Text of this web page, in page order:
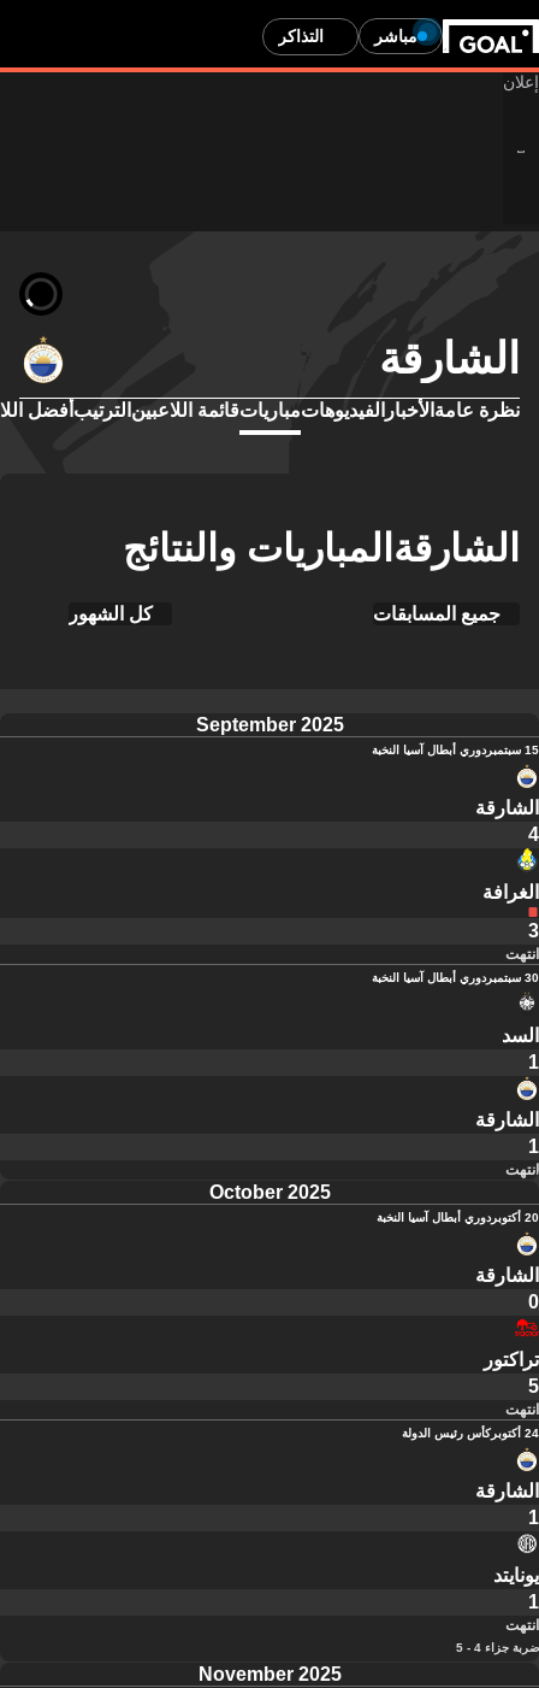
مباشر التذاكر
الشارقة
نظرة عامة الأخبار الفيديوهاتمبارياتقائمة اللاعبين الترتيب أفضل
الشارقةالمباريات والنتائج
جميع المسابقات كل الشهور
September 2025
15 سبتمبر دوري أبطال آسيا النخبة
الشارقة
4
الغرافة
3
انتهت
30 سبتمبر دوري أبطال آسيا النخبة
السد
1
الشارقة
1
انتهت
October 2025
20 أكتوبر دوري أبطال آسيا النخبة
الشارقة
0
تراكتور
5
انتهت
24 أكتوبر كأس رئيس الدولة
الشارقة
1
يونايتد
1
انتهت
ضربة جزاء 4 - 5
November 2025